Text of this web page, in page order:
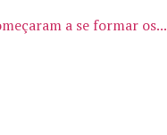
a se formar os...